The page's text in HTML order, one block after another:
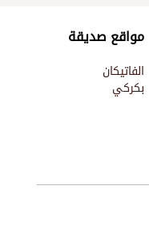
مواقع صديقة
الفاتيكان
بكركي